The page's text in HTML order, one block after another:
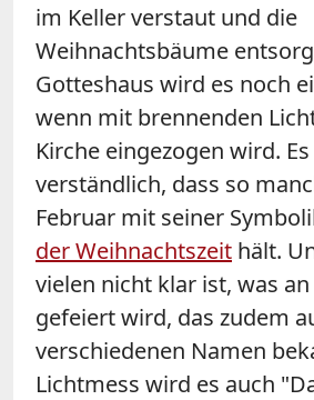
im Keller verstaut und die
Weihnachtsbäume
Gotteshaus wird es noch
wenn mit brennenden
Kirche eingezogen wird.
verständlich, dass so
Februar mit seiner
der Weihnachtszeit hält.
vielen nicht klar ist, was
gefeiert wird, das zudem
verschiedenen Namen
Lichtmess wird es auch